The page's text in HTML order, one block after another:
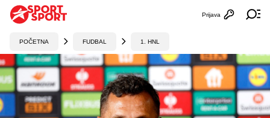
Otvori
Prijava
POČETNA FUDBAL 1. HNL